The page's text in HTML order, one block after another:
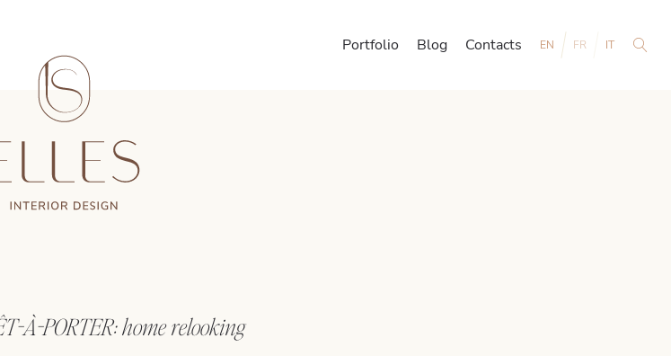
Portfolio Blog Contacts EN FR IT
À-PORTER: home relooking